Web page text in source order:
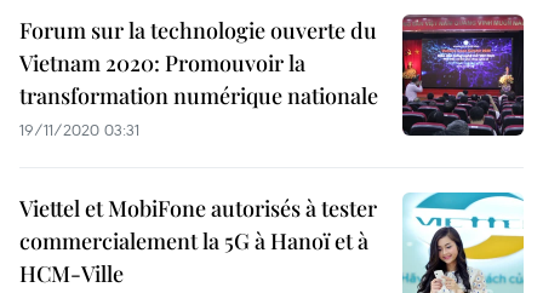
Forum sur la technologie ouverte du
Vietnam 2020: Promouvoir la
transformation numérique nationale
19/11/2020 03:31
Viettel et MobiFone autorisés à tester
commercialement la 5G à Hanoï et à
HCM-Ville